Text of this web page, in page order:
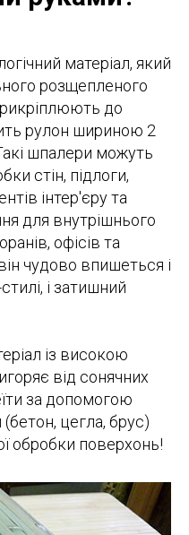
матеріал, який
розщепленого
до
рулон шириною 2
шпалери можуть
стін, підлоги,
інтер'єру та
для внутрішнього
офісів та
чудово впишеться і
і затишний
із високою
від сонячних
за допомогою
(бетон, цегла, брус)
обробки поверхонь!